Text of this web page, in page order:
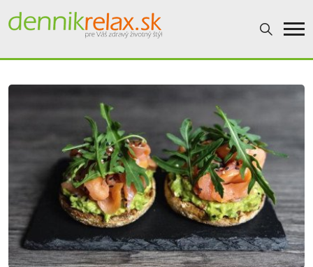
Dennikrelax